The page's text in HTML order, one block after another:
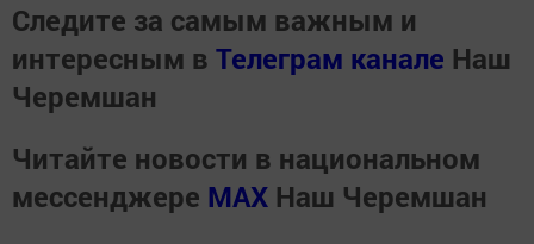
Следите за самым важным и
интересным в Телеграм канале Наш
Черемшан
Читайте новости в национальном
мессенджере MАХ Наш Черемшан